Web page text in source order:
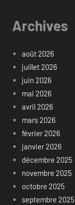
Archives
août 2026
juillet 2026
juin 2026
mai 2026
avril 2026
mars 2026
février 2026
janvier 2026
décembre 2025
novembre 2025
octobre 2025
septembre 2025